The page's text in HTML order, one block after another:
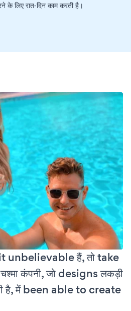
के लिए रात-दिन काम करती है।
unbelievable हैं, तो take
कंपनी, जो designs लकड़ी
है, में been able to create